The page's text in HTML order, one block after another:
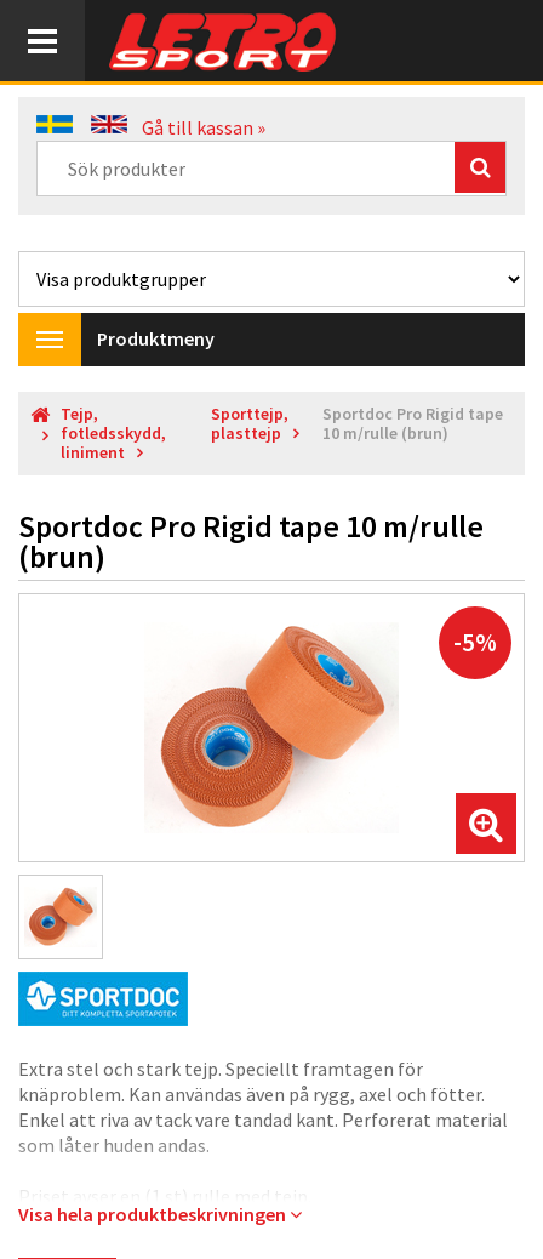
Gå till kassan »
Toggle
navigation
Produktmeny
Tejp,
fotledsskydd,
liniment
Sporttejp,
plasttejp
Sportdoc Pro Rigid tape
10 m/rulle (brun)
Sportdoc Pro Rigid tape 10 m/rulle
(brun)
-5%
Extra stel och stark tejp. Speciellt framtagen för
knäproblem. Kan användas även på rygg, axel och fötter.
Enkel att riva av tack vare tandad kant. Perforerat material
som låter huden andas.
Priset avser en (1 st) rulle med tejp.
Visa hela produktbeskrivningen